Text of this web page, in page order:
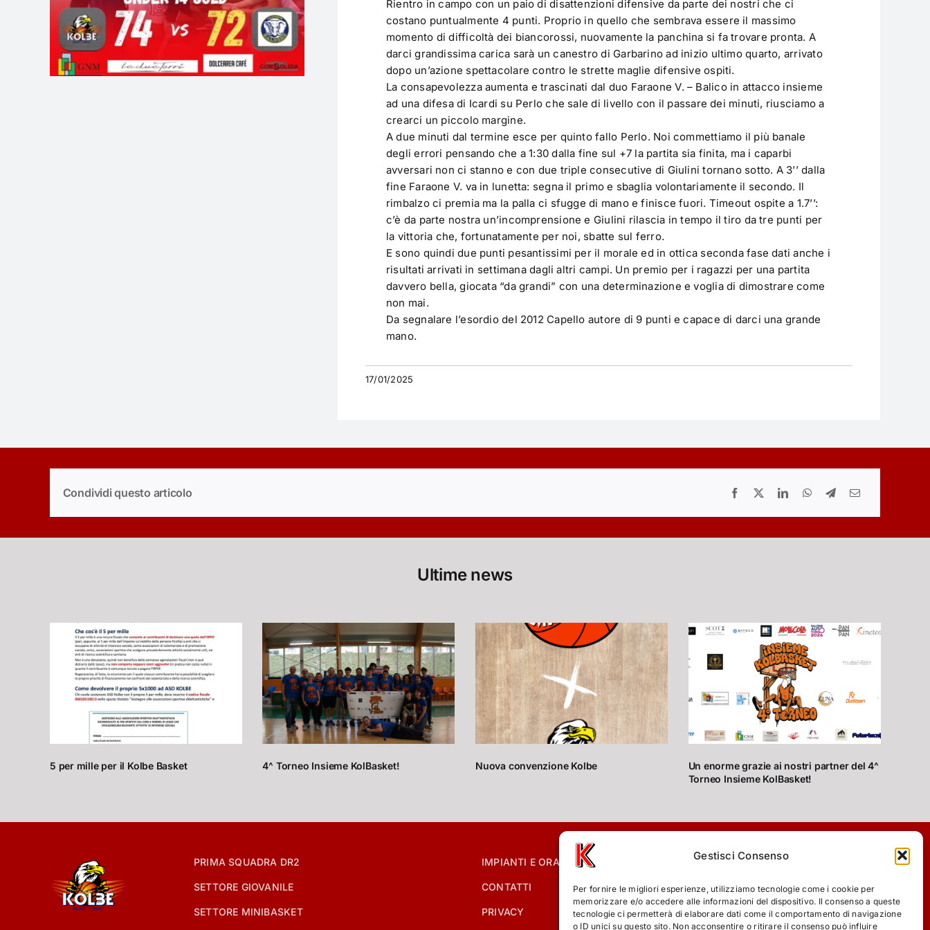
Gestisci Consenso
Per fornire le migliori esperienze, utilizziamo tecnologie come i cookie per
memorizzare e/o accedere alle informazioni del dispositivo. Il consenso a queste
tecnologie ci permetterà di elaborare dati come il comportamento di navigazione
o ID unici su questo sito. Non acconsentire o ritirare il consenso può influire
Rientro in campo con un paio di disattenzioni difensive da parte dei nostri che ci
costano puntualmente 4 punti. Proprio in quello che sembrava essere il massimo
momento di difficoltà dei biancorossi, nuovamente la panchina si fa trovare pronta. A
darci grandissima carica sarà un canestro di Garbarino ad inizio ultimo quarto, arrivato
dopo un’azione spettacolare contro le strette maglie difensive ospiti.
La consapevolezza aumenta e trascinati dal duo Faraone V. – Balico in attacco insieme
ad una difesa di Icardi su Perlo che sale di livello con il passare dei minuti, riusciamo a
crearci un piccolo margine.
A due minuti dal termine esce per quinto fallo Perlo. Noi commettiamo il più banale
degli errori pensando che a 1:30 dalla fine sul +7 la partita sia finita, ma i caparbi
avversari non ci stanno e con due triple consecutive di Giulini tornano sotto. A 3’’ dalla
fine Faraone V. va in lunetta: segna il primo e sbaglia volontariamente il secondo. Il
rimbalzo ci premia ma la palla ci sfugge di mano e finisce fuori. Timeout ospite a 1.7’’:
c’è da parte nostra un’incomprensione e Giulini rilascia in tempo il tiro da tre punti per
la vittoria che, fortunatamente per noi, sbatte sul ferro.
E sono quindi due punti pesantissimi per il morale ed in ottica seconda fase dati anche i
risultati arrivati in settimana dagli altri campi. Un premio per i ragazzi per una partita
davvero bella, giocata “da grandi” con una determinazione e voglia di dimostrare come
non mai.
Da segnalare l’esordio del 2012 Capello autore di 9 punti e capace di darci una grande
mano.
17/01/2025
Condividi questo articolo
Ultime news
5 per mille per il Kolbe Basket 4^ Torneo Insieme KolBasket! Nuova convenzione Kolbe
Un enorme grazie ai nostri partner del 4^
Torneo Insieme KolBasket!
PRIMA SQUADRA DR2
SETTORE GIOVANILE
SETTORE MINIBASKET
IMPIANTI E ORARI
CONTATTI
PRIVACY